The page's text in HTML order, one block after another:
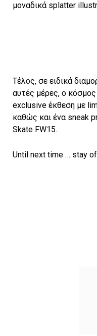
μοναδικά splatter
Τέλος, σε ειδικά
αυτές μέρες, ο κόσμος
exclusive έκθεση με
καθώς και ένα sneak
Skate FW15.
Until next time … stay